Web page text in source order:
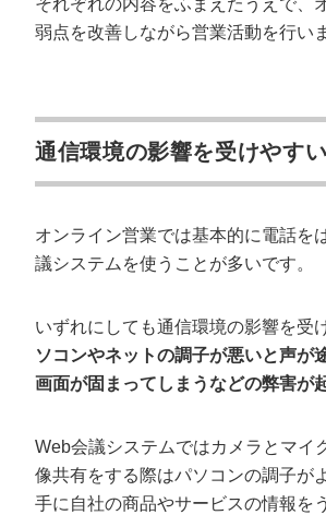
それぞれの内容をふまえたうえで、
弱点を改善しながら営業活動を行い
通信環境の影響を受けやすい
オンライン営業では基本的に電話を
議システムを使うことが多いです。
いずれにしても通信環境の影響を受
ソコンやネットの調子が悪いと声が
画面が固まってしまうなどの弊害が
Web会議システムではカメラとマイ
像共有をする際はパソコンの調子が
手に自社の商品やサービスの情報を